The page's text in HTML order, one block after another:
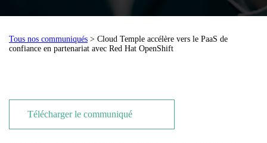
Tous nos communiqués > Cloud Temple accélère vers le PaaS de
confiance en partenariat avec Red Hat OpenShift
Télécharger le communiqué